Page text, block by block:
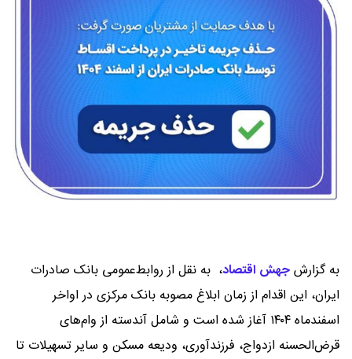
به گزارشجهش اقتصاد، به نقل از روابط‌عمومی بانک صادرات
ایران، این اقدام از زمان ابلاغ مصوبه بانک مرکزی در اواخر
اسفندماه ۱۴۰۴ آغاز شده است و شامل آندسته از وام‌های
قرض‌الحسنه ازدواج، فرزندآوری، ودیعه مسکن و سایر تسهیلات تا